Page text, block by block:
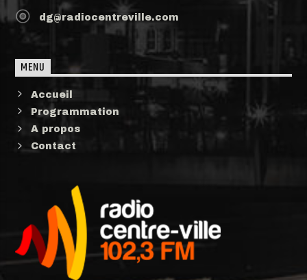
dg@radiocentreville.com
MENU
Accueil
Programmation
A propos
Contact